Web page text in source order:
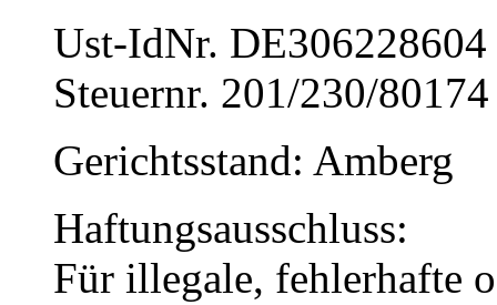
Ust-IdNr. DE306228604
Steuernr. 201/230/80174
Gerichtsstand: Amberg
Haftungsausschluss:
Für illegale, fehlerhafte